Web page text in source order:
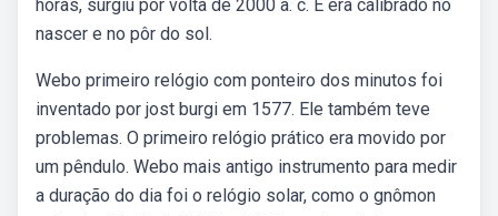
horas, surgiu por volta de 2000 a. c. E era calibrado no
nascer e no pôr do sol.
Webo primeiro relógio com ponteiro dos minutos foi
inventado por jost burgi em 1577. Ele também teve
problemas. O primeiro relógio prático era movido por
um pêndulo. Webo mais antigo instrumento para medir
a duração do dia foi o relógio solar, como o gnômon